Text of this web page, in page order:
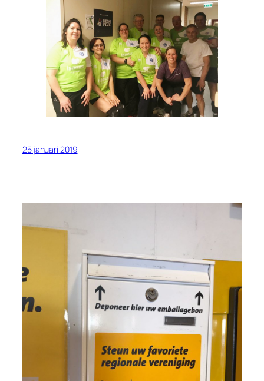
25 januari 2019